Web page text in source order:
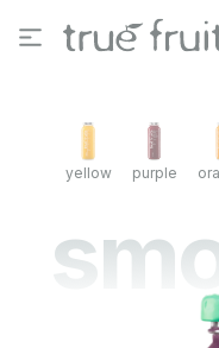
Zum Hauptinhalt
yellow purple
Bildergalerie